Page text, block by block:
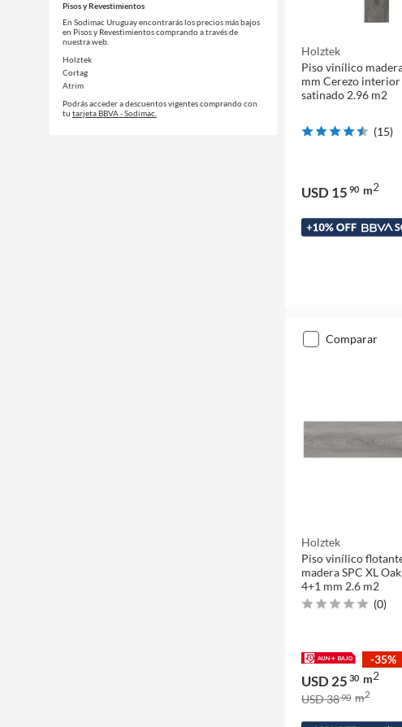
Pisos y Revestimientos
En Sodimac Uruguay encontrarás los precios más bajos
en Pisos y Revestimientos comprando a través de
nuestra web.
Holztek
Cortag
Atrim
Podrás acceder a descuentos vigentes comprando con
tu tarjeta BBVA - Sodimac.
Holztek
Piso vinílico
mm Cerezo
satinado 2.96 m2
(15)
USD 15 90 m2
comparar
Holztek
Piso vinílico
madera SPC XL
4+1 mm 2.6 m2
(0)
-35%
USD 25 30 m2
USD 3890 m2